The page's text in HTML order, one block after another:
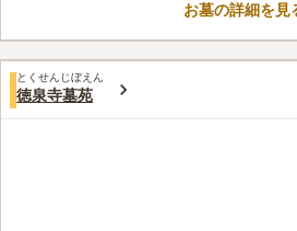
歴史を誇る趣が感じられる寺院墓
とされる石碑もあります。霊園全
画は一般墓地です。宗教は臨済宗
とができます。
口コミ評価
みんなの評価
こちらは家康が絶命したという伝
お墓の詳細を見
とくせんじぼえん
徳泉寺墓苑